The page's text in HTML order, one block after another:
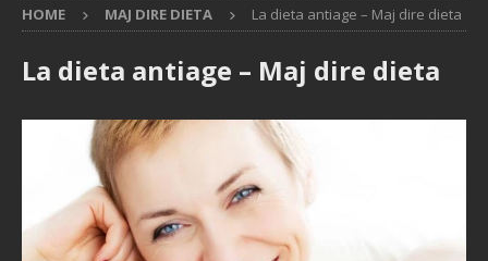
HOME MAJ DIRE DIETA La dieta antiage – Maj dire dieta
La dieta antiage – Maj dire dieta